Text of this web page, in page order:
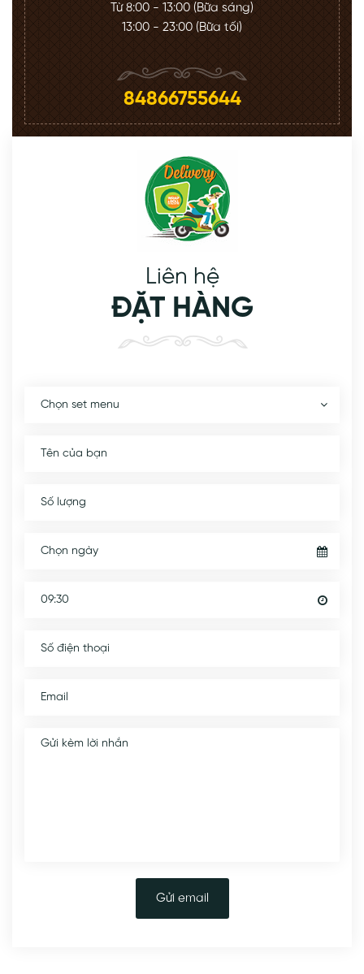
Từ 8:00 - 13:00 (Bữa sáng)
13:00 - 23:00 (Bữa tối)
84866755644
Liên hệ
ĐẶT HÀNG
Gửi email